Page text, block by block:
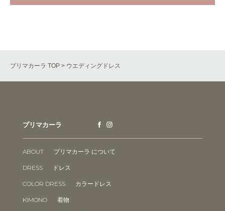
プリマカーラ TOP > ウエディングドレス
プリマカーラ
ABOUT プリマカーラ について
DRESS ドレス
COLOR DRESS カラードレス
KIMONO 着物